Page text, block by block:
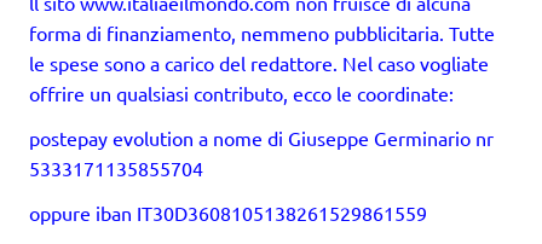
forma di finanziamento, nemmeno pubblicitaria. Tutte
le spese sono a carico del redattore. Nel caso vogliate
offrire un qualsiasi contributo, ecco le coordinate:
postepay evolution a nome di Giuseppe Germinario nr
5333171135855704
oppure iban IT30D3608105138261529861559